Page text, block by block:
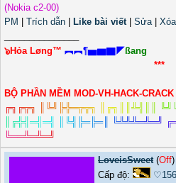
(Nokia c2-00)
PM
Trích dẫn Like bài viết| Sửa| Xóa
๖Hỏa Løng™ ︻︻¶▅▆▇◤ßang
***
BỘ PHẦN MỀM MOD-VH-HACK-
╔╗ ╔╦╗ ╚╝ ╠╬═╦╦╗ ╔╗ ╩╣ ╚╝
╔╬╣ ═╣ ═╣ ╚╣ ╠═╠═║ ╚╩╩╩═╩═╝ ╔
╚══╩═╩═╝
LoveisSweet(Off
Cấp độ: